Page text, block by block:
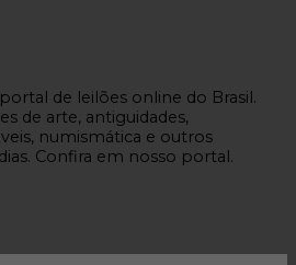
de leilões online do Brasil.
de arte, antiguidades,
numismática e outros
Confira em nosso portal.